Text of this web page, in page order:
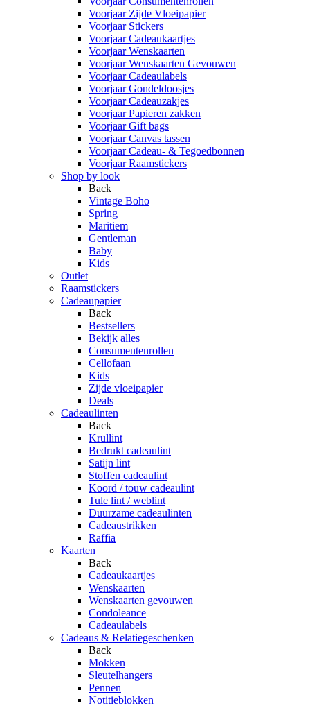
Voorjaar Zijde Vloeipapier
Voorjaar Stickers
Voorjaar Cadeaukaartjes
Voorjaar Wenskaarten
Voorjaar Wenskaarten Gevouwen
Voorjaar Cadeaulabels
Voorjaar Gondeldoosjes
Voorjaar Cadeauzakjes
Voorjaar Papieren zakken
Voorjaar Gift bags
Voorjaar Canvas tassen
Voorjaar Cadeau- & Tegoedbonnen
Voorjaar Raamstickers
Shop by look
Back
Vintage Boho
Spring
Maritiem
Gentleman
Baby
Kids
Outlet
Raamstickers
Cadeaupapier
Back
Bestsellers
Bekijk alles
Consumentenrollen
Cellofaan
Kids
Zijde vloeipapier
Deals
Cadeaulinten
Back
Krullint
Bedrukt cadeaulint
Satijn lint
Stoffen cadeaulint
Koord / touw cadeaulint
Tule lint / weblint
Duurzame cadeaulinten
Cadeaustrikken
Raffia
Kaarten
Back
Cadeaukaartjes
Wenskaarten
Wenskaarten gevouwen
Condoleance
Cadeaulabels
Cadeaus & Relatiegeschenken
Back
Mokken
Sleutelhangers
Pennen
Notitieblokken